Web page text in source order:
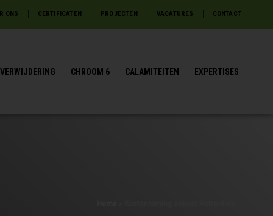
ONS CERTIFICATEN PROJECTEN VACATURES CONTACT
CHROOM 6 CALAMITEITEN EXPERTISES